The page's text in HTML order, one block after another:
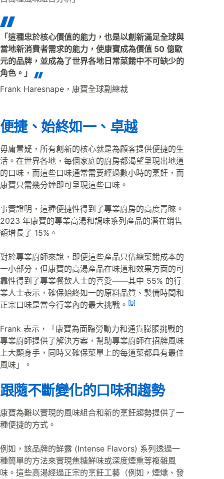
「這種忠於核心價值的能力，也是以創新滿足全球與
當地新消費者需求的能力，使康寶成為價值 50 億歐
元的品牌，並成為了世界各地日常菜餚中不可缺少的
角色。」
Frank Haresnape，康寶全球副總裁
便捷、始終如一、卓越
毋庸置疑，所有創新的核心就是為顧客提供便捷的生
活。在世界各地，每個家庭的廚房都渴望呈現出地道
的口味，而這些口味通常需要經過數小時的烹飪，而
康寶只需幾分鐘即可呈現這些口味。
事實證明，這種便捷性得到了專業廚房的高度青睞。
2023 年康寶的專業高湯和調味系列產品的潛在銷售
額增長了 15%。
對於專業廚師來說，即便這些產品只佔總菜餚成本的
一小部分，但康寶的高湯產品在味道和效果方面的可
靠性得到了專業餐飲人士的喜愛——其中 55% 的行
業人士表示，確保始終如一的原料品質、製備時間和
正宗口味是當今行業內的最大挑戰。 [b]
Frank 表示，「康寶為面臨勞動力和通貨膨脹挑戰的
專業廚師提供了解決方案，幫助專業廚師在招牌風味
上大顯身手，同時又確保菜單上的每道菜都具有最佳
風味」。
跟隨不斷變化的口味和趨勢
康寶為難以實現的風味組合和新的烹飪趨勢提供了一
種便捷的方式。
例如，該品牌的鲜露 (Intense Flavors) 系列透過一
種簡單的方法來實現焦糖鮮味或深度煙熏等複雜風
味。這些高湯經過正宗的烹飪工藝（例如，煙燻、發